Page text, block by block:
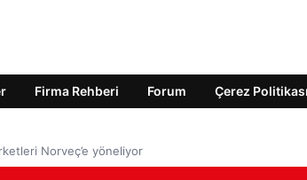
Firma Rehberi Forum Çerez Politikası
Norveç’e yöneliyor